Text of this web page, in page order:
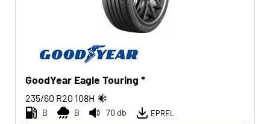
GoodYear Eagle Touring *
235/60 R20 108H
B B 70 db EPREL